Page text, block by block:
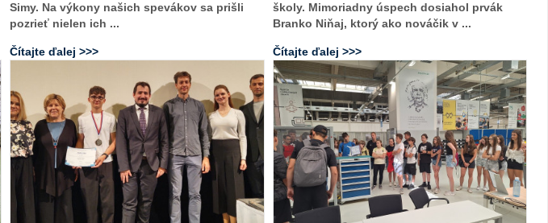
Simy. Na výkony našich spevákov sa prišli
pozrieť nielen ich ...
Čítajte ďalej >>>
školy. Mimoriadny úspech dosiahol prvák
Branko Niňaj, ktorý ako nováčik v ...
Čítajte ďalej >>>